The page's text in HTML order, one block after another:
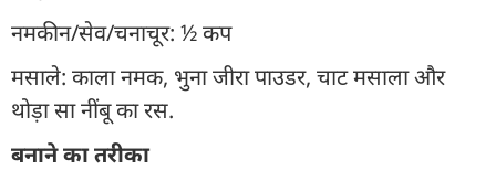
नमकीन/सेव/चनाचूर: ½ कप
मसाले: काला नमक, भुना जीरा पाउडर, चाट मसाला और
थोड़ा सा नींबू का रस.
बनाने का तरीका